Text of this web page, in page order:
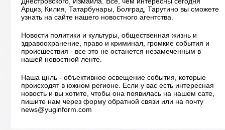
Арциз, Килия, Татарбунары, Болград, Тарутино вы сможете
узнать на сайте нашего новостного агентства.
Новости политики и культуры, общественная жизнь и
здравоохранение, право и криминал, громкие события и
происшествия - все это не останется незамеченным в
нашей новостной ленте.
Наша цнль - объективное освещение события, которые
происходят в южном регионе. Если у вас есть интересная
новость и вы хотите, чтобы она появилась на нашем сате,
пишите нам через форму обратной связи или на почту
news@yuginform.com